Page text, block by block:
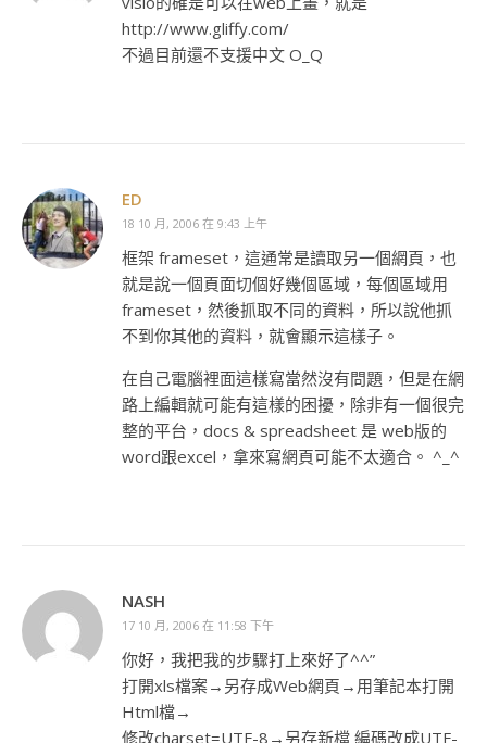
http://www.gliffy.com/
不過目前還不支援中文 O_Q
ED
18 10 月, 2006 在 9:43 上午
框架 frameset，這通常是讀取另一個網頁，也
就是說一個頁面切個好幾個區域，每個區域用
frameset，然後抓取不同的資料，所以說他抓
不到你其他的資料，就會顯示這樣子。
在自己電腦裡面這樣寫當然沒有問題，但是在網
路上編輯就可能有這樣的困擾，除非有一個很完
整的平台，docs & spreadsheet 是 web版的
word跟excel，拿來寫網頁可能不太適合。 ^_^
NASH
17 10 月, 2006 在 11:58 下午
你好，我把我的步驟打上來好了^^”
打開xls檔案→另存成Web網頁→用筆記本打開
Html檔→
修改charset=UTF-8→另存新檔 編碼改成UTF-